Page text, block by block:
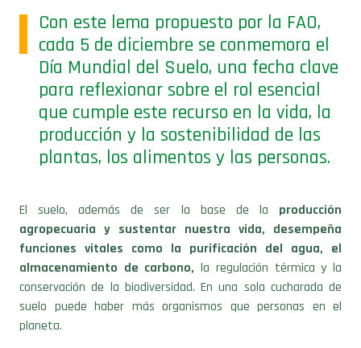
Con este lema propuesto por la FAO,
cada 5 de diciembre se conmemora el
Día Mundial del Suelo, una fecha clave
para reflexionar sobre el rol esencial
que cumple este recurso en la vida, la
producción y la sostenibilidad de las
plantas, los alimentos y las personas.
El suelo, además de ser la base de la producción
agropecuaria y sustentar nuestra vida, desempeña
funciones vitales como la purificación del agua, el
almacenamiento de carbono, la regulación térmica y la
conservación de la biodiversidad. En una sola cucharada de
suelo puede haber más organismos que personas en el
planeta.